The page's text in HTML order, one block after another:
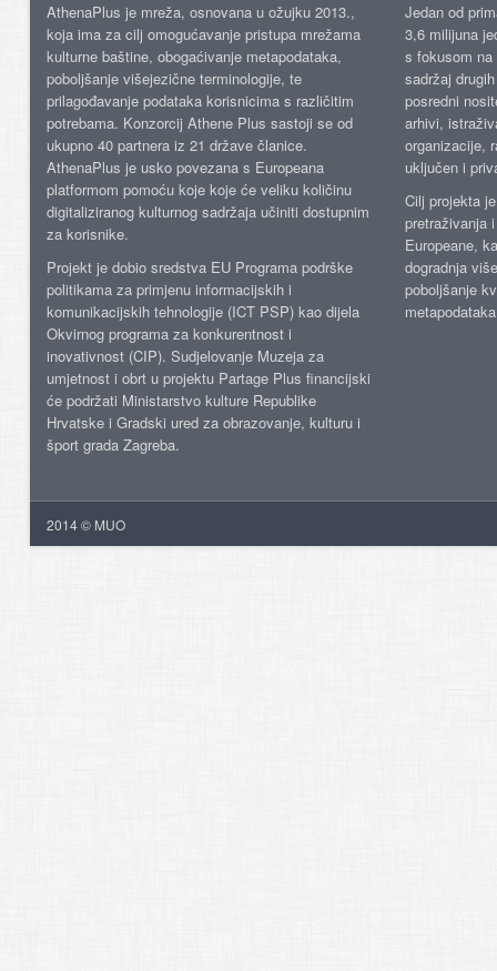
AthenaPlus je mreža, osnovana u ožujku 2013.,
koja ima za cilj omogućavanje pristupa mrežama
kulturne baštine, obogaćivanje metapodataka,
poboljšanje višejezične terminologije, te
prilagođavanje podataka korisnicima s različitim
potrebama. Konzorcij Athene Plus sastoji se od
ukupno 40 partnera iz 21 države članice.
AthenaPlus je usko povezana s Europeana
platformom pomoću koje koje će veliku količinu
digitaliziranog kulturnog sadržaja učiniti dostupnim
za korisnike.
Projekt je dobio sredstva EU Programa podrške
politikama za primjenu informacijskih i
komunikacijskih tehnologije (ICT PSP) kao dijela
Okvirnog programa za konkurentnost i
inovativnost (CIP). Sudjelovanje Muzeja za
umjetnost i obrt u projektu Partage Plus financijski
će podržati Ministarstvo kulture Republike
Hrvatske i Gradski ured za obrazovanje, kulturu i
šport grada Zagreba.
Jedan od
3,6 milijuna
s fokusom
sadržaj
posredni
arhivi,
organizacije,
uključen i
Cilj projekta
pretraživanja
Europeane,
dogradnja
poboljšanje
2014 © MUO